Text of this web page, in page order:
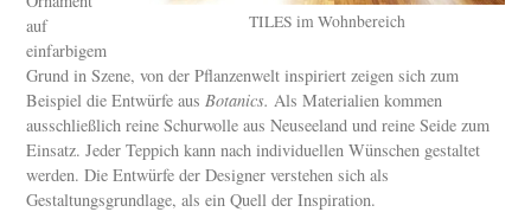
TILES im Wohnbereich
auf
einfarbigem
Grund in Szene, von der Pflanzenwelt inspiriert zeigen sich zum
Beispiel die Entwürfe aus Botanics. Als Materialien kommen
ausschließlich reine Schurwolle aus Neuseeland und reine Seide zum
Einsatz. Jeder Teppich kann nach individuellen Wünschen gestaltet
werden. Die Entwürfe der Designer verstehen sich als
Gestaltungsgrundlage, als ein Quell der Inspiration.